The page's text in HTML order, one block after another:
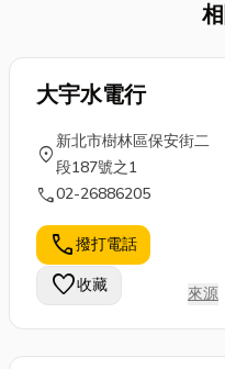
買新的還是買
二手中古的?其
薦新手不妨買
二手中古鋼
琴，那二手鋼
琴價格大概多
少呢?今天小編
就來教大家選
購鋼琴的幾個
要點，文末還
會...
的
火
風
門景
深
的
享
拘
最
過
車
大宇水電行
location_on
新北市樹林區保安街二
段187號之1
call02-26886205
call撥打電話
favorite收藏 來源